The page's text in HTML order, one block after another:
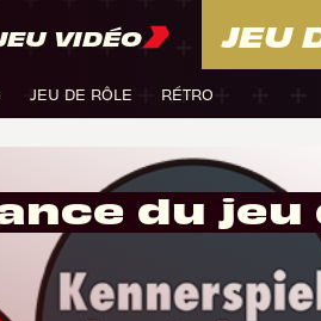
VIDÉO JEU
JEU DE RÔLE RÉTRO
du jeu